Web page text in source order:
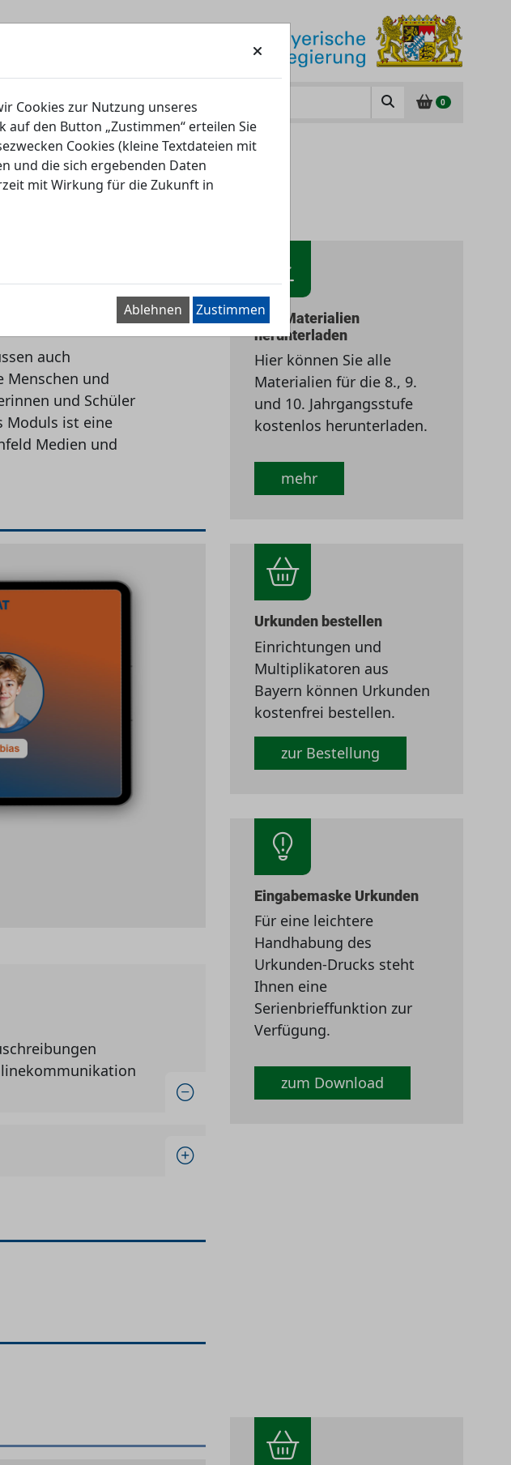
0
Likes für sexy Content
ihren
und
auch
Menschen und
und Schüler
Moduls ist eine
Medien und
Alle Materialien
herunterladen
Hier können Sie alle
Materialien für die 8., 9.
und 10. Jahrgangsstufe
kostenlos herunterladen.
mehr
Urkunden bestellen
Einrichtungen und
Multiplikatoren aus
Bayern können Urkunden
kostenfrei bestellen.
zur Bestellung
Eingabemaske Urkunden
Für eine leichtere
Handhabung des
Urkunden-Drucks steht
Ihnen eine
Serienbrieffunktion zur
Verfügung.
zum Download
Cookies zur Nutzung unseres
auf den Button „Zustimmen“ erteilen Sie
Cookies (kleine Textdateien mit
und die sich ergebenden Daten
mit Wirkung für die Zukunft in
Ablehnen Zustimmen